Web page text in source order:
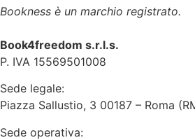
Bookness è un marchio registrato.
Book4freedom s.r.l.s.
P. IVA ​15569501008
Sede legale:
Piazza Sallustio, 3 00187 – Roma
Sede operativa: